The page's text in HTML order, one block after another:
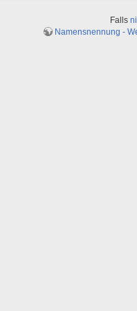
Falls
Namensnennung -